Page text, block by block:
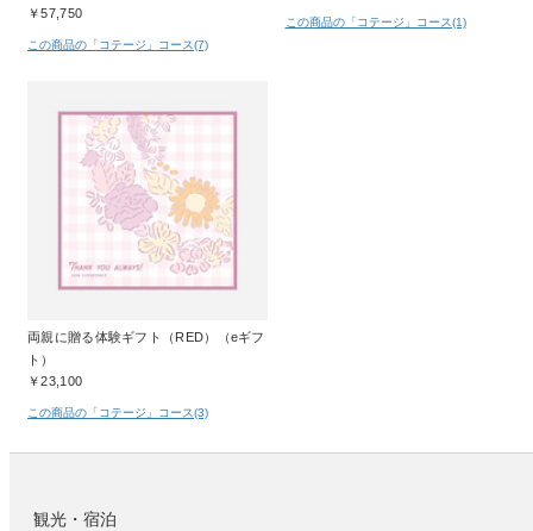
￥57,750
この商品の「コテージ」コース(7)
この商品の「コテージ」コース(1)
両親に贈る体験ギフト（RED）（eギフ
ト）
￥23,100
この商品の「コテージ」コース(3)
観光・宿泊